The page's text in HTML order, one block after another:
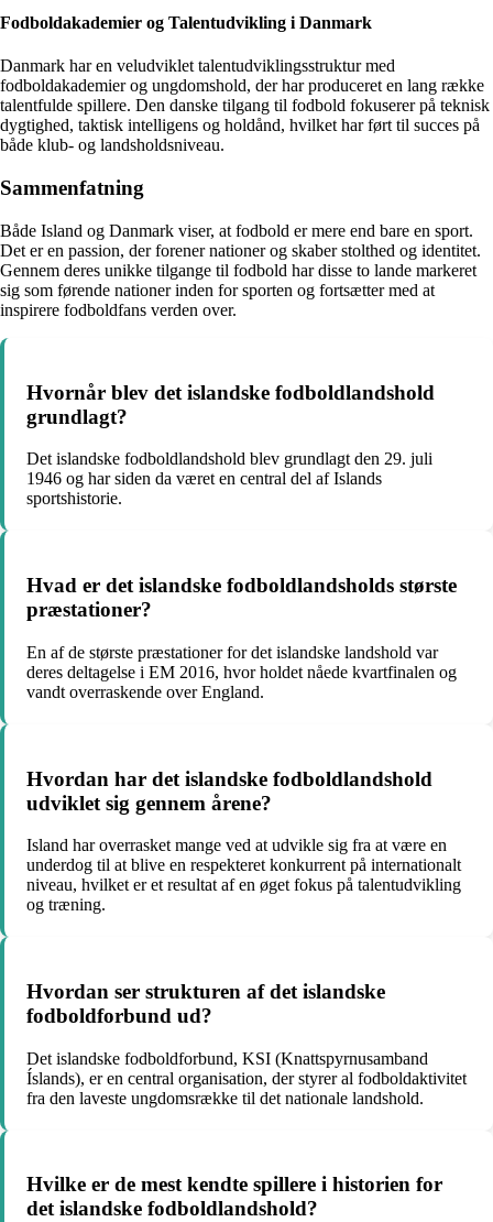
Fodboldakademier og Talentudvikling i Danmark
Danmark har en veludviklet talentudviklingsstruktur med
fodboldakademier og ungdomshold, der har produceret en lang række
talentfulde spillere. Den danske tilgang til fodbold fokuserer på teknisk
dygtighed, taktisk intelligens og holdånd, hvilket har ført til succes på
både klub- og landsholdsniveau.
Sammenfatning
Både Island og Danmark viser, at fodbold er mere end bare en sport.
Det er en passion, der forener nationer og skaber stolthed og identitet.
Gennem deres unikke tilgange til fodbold har disse to lande markeret
sig som førende nationer inden for sporten og fortsætter med at
inspirere fodboldfans verden over.
Hvornår blev det islandske fodboldlandshold
grundlagt?
Det islandske fodboldlandshold blev grundlagt den 29. juli
1946 og har siden da været en central del af Islands
sportshistorie.
Hvad er det islandske fodboldlandsholds største
præstationer?
En af de største præstationer for det islandske landshold var
deres deltagelse i EM 2016, hvor holdet nåede kvartfinalen og
vandt overraskende over England.
Hvordan har det islandske fodboldlandshold
udviklet sig gennem årene?
Island har overrasket mange ved at udvikle sig fra at være en
underdog til at blive en respekteret konkurrent på internationalt
niveau, hvilket er et resultat af en øget fokus på talentudvikling
og træning.
Hvordan ser strukturen af det islandske
fodboldforbund ud?
Det islandske fodboldforbund, KSI (Knattspyrnusamband
Íslands), er en central organisation, der styrer al fodboldaktivitet
fra den laveste ungdomsrække til det nationale landshold.
Hvilke er de mest kendte spillere i historien for
det islandske fodboldlandshold?